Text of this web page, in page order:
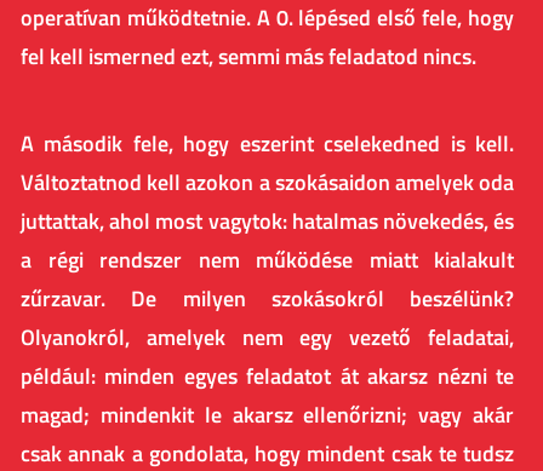
operatívan működtetnie. A 0. lépésed első fele, hogy
fel kell ismerned ezt, semmi más feladatod nincs.
A második fele, hogy eszerint cselekedned is kell.
Változtatnod kell azokon a szokásaidon amelyek oda
juttattak, ahol most vagytok: hatalmas növekedés, és
a régi rendszer nem működése miatt kialakult
zűrzavar. De milyen szokásokról beszélünk?
Olyanokról, amelyek nem egy vezető feladatai,
például: minden egyes feladatot át akarsz nézni te
magad; mindenkit le akarsz ellenőrizni; vagy akár
csak annak a gondolata, hogy mindent csak te tudsz